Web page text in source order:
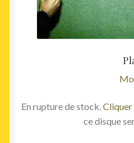
En rupture de stock.Cliquer
ce disque